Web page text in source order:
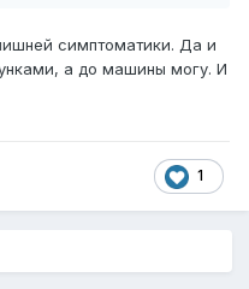
симптоматики. Да и
а до машины могу. И
1